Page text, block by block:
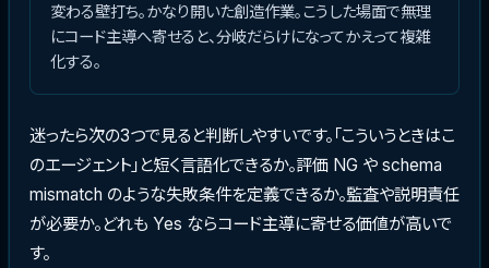
変わる壁打ち。かなり開いた創造作業。こうした場面で無理
にコード主導へ寄せると、分岐だらけになってかえって複雑
化する。
迷ったら次の3つで見ると判断しやすいです。「こういうときはこ
のエージェント」と短く言語化できるか。評価 NG や schema
mismatch のような失敗条件を定義できるか。監査や説明責任
が必要か。どれも Yes ならコード主導に寄せる価値が高いで
す。